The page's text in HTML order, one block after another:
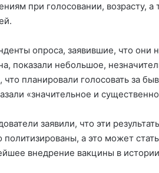
при голосовании, возрасту,
опроса, заявившие, что они
показали небольшое,
что планировали голосовать за
«значительное и
заявили, что эти
политизированы, а это может
внедрение вакцины в